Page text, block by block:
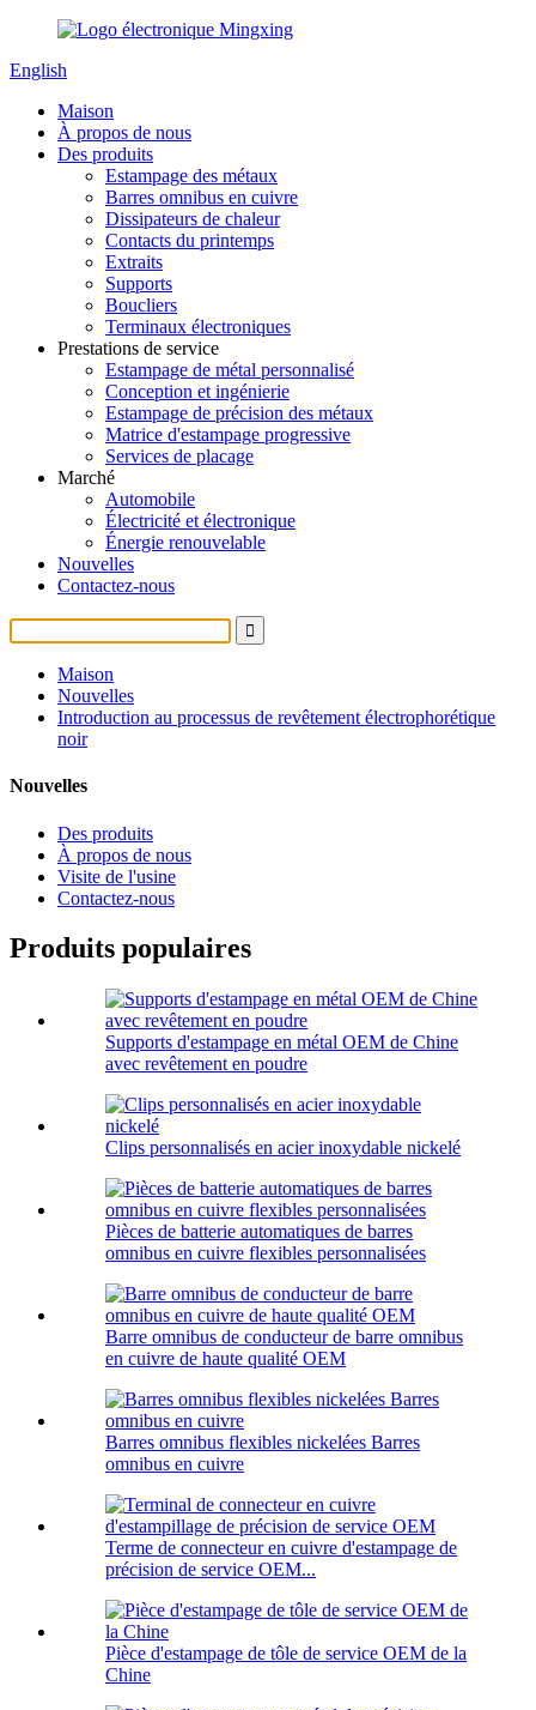
English
Maison
À propos de nous
Des produits
Estampage des métaux
Barres omnibus en cuivre
Dissipateurs de chaleur
Contacts du printemps
Extraits
Supports
Boucliers
Terminaux électroniques
Prestations de service
Estampage de métal personnalisé
Conception et ingénierie
Estampage de précision des métaux
Matrice d'estampage progressive
Services de placage
Marché
Automobile
Électricité et électronique
Énergie renouvelable
Nouvelles
Contactez-nous
Maison
Nouvelles
Introduction au processus de revêtement électrophorétique
noir
Nouvelles
Des produits
À propos de nous
Visite de l'usine
Contactez-nous
Produits populaires
Supports d'estampage en métal OEM de Chine
avec revêtement en poudre
Clips personnalisés en acier inoxydable nickelé
Pièces de batterie automatiques de barres
omnibus en cuivre flexibles personnalisées
Barre omnibus de conducteur de barre omnibus
en cuivre de haute qualité OEM
Barres omnibus flexibles nickelées Barres
omnibus en cuivre
Terme de connecteur en cuivre d'estampage de
précision de service OEM...
Pièce d'estampage de tôle de service OEM de la
Chine